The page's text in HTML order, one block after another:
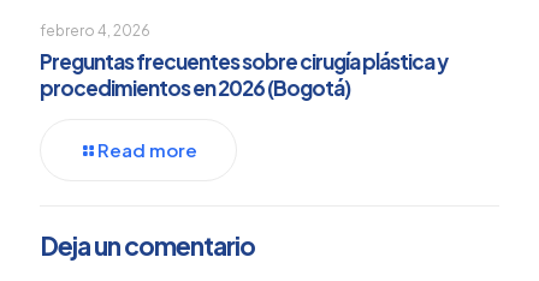
febrero 4, 2026
Preguntas frecuentes sobre cirugía plástica y
procedimientos en 2026 (Bogotá)
Read more
Deja un comentario